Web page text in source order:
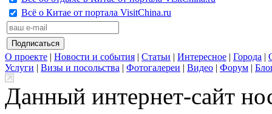
Всё о Китае от портала VisitChina.ru
О проекте | Новости и события | Статьи | Интересное | Города |
Услуги | Визы и посольства | Фотогалереи | Видео | Форум |
Данный интернет-сайт